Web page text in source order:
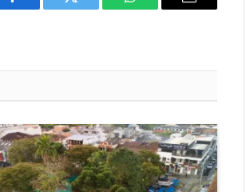
Facebook Twitter WhatsAppEmail